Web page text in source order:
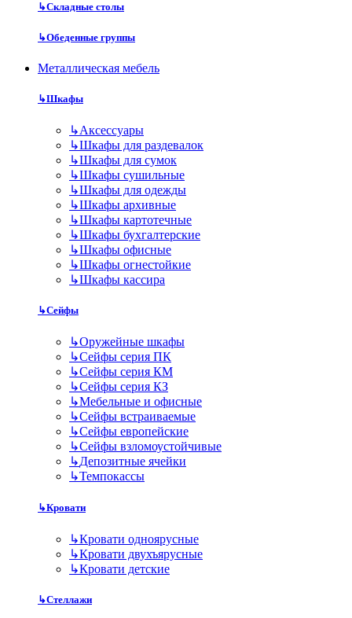
↳Складные столы
↳Обеденные группы
Металлическая мебель
↳Шкафы
↳Аксессуары
↳Шкафы для раздевалок
↳Шкафы для сумок
↳Шкафы сушильные
↳Шкафы для одежды
↳Шкафы архивные
↳Шкафы картотечные
↳Шкафы бухгалтерские
↳Шкафы офисные
↳Шкафы огнестойкие
↳Шкафы кассира
↳Сейфы
↳Оружейные шкафы
↳Сейфы серия ПК
↳Сейфы серия КМ
↳Сейфы серия КЗ
↳Мебельные и офисные
↳Сейфы встраиваемые
↳Сейфы европейские
↳Сейфы взломоустойчивые
↳Депозитные ячейки
↳Темпокассы
↳Кровати
↳Кровати одноярусные
↳Кровати двухъярусные
↳Кровати детские
↳Стеллажи